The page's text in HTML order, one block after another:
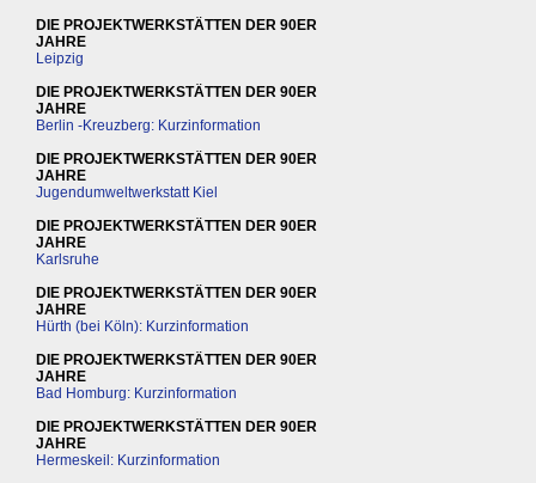
DIE PROJEKTWERKSTÄTTEN DER 90ER
JAHRE
Leipzig
DIE PROJEKTWERKSTÄTTEN DER 90ER
JAHRE
Berlin -Kreuzberg: Kurzinformation
DIE PROJEKTWERKSTÄTTEN DER 90ER
JAHRE
Jugendumweltwerkstatt Kiel
DIE PROJEKTWERKSTÄTTEN DER 90ER
JAHRE
Karlsruhe
DIE PROJEKTWERKSTÄTTEN DER 90ER
JAHRE
Hürth (bei Köln): Kurzinformation
DIE PROJEKTWERKSTÄTTEN DER 90ER
JAHRE
Bad Homburg: Kurzinformation
DIE PROJEKTWERKSTÄTTEN DER 90ER
JAHRE
Hermeskeil: Kurzinformation